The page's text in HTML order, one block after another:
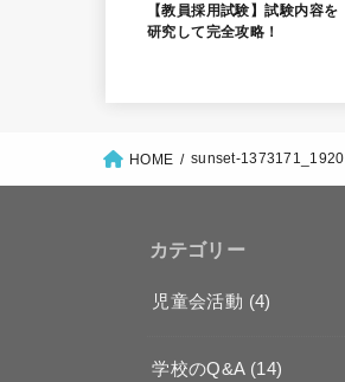
【教員採用試験】試験内容を
研究して完全攻略！
HOME sunset-1373171_1920
カテゴリー
児童会活動 (4)
学校のQ&A (14)